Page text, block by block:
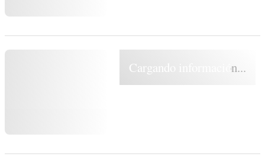
Cargando información...